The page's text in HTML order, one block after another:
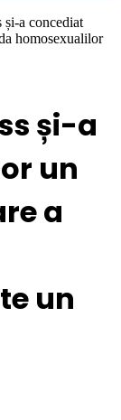
și-a concediat
homosexualilor
și-a
un
a
un